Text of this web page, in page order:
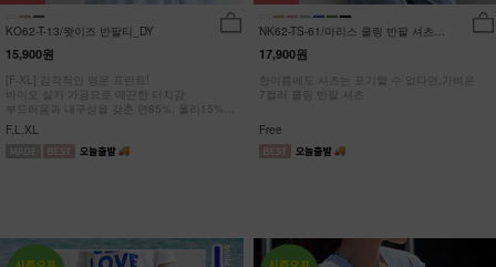
KO62-T-13/왓이즈 반팔티_DY
15,900원
[F-XL] 감각적인 영문 프린트!
바이오 실키 가공으로 매끈한 터치감
부드러움과 내구성을 갖춘 면85%, 폴리15%
#NAK MADE.
F,L,XL
NK62-TS-61/마리스 쿨링 반팔 셔츠
_HR
17,900원
한여름에도 셔츠는 포기할 수 없다면,가벼운
7컬러 쿨링 반팔 셔츠
Free